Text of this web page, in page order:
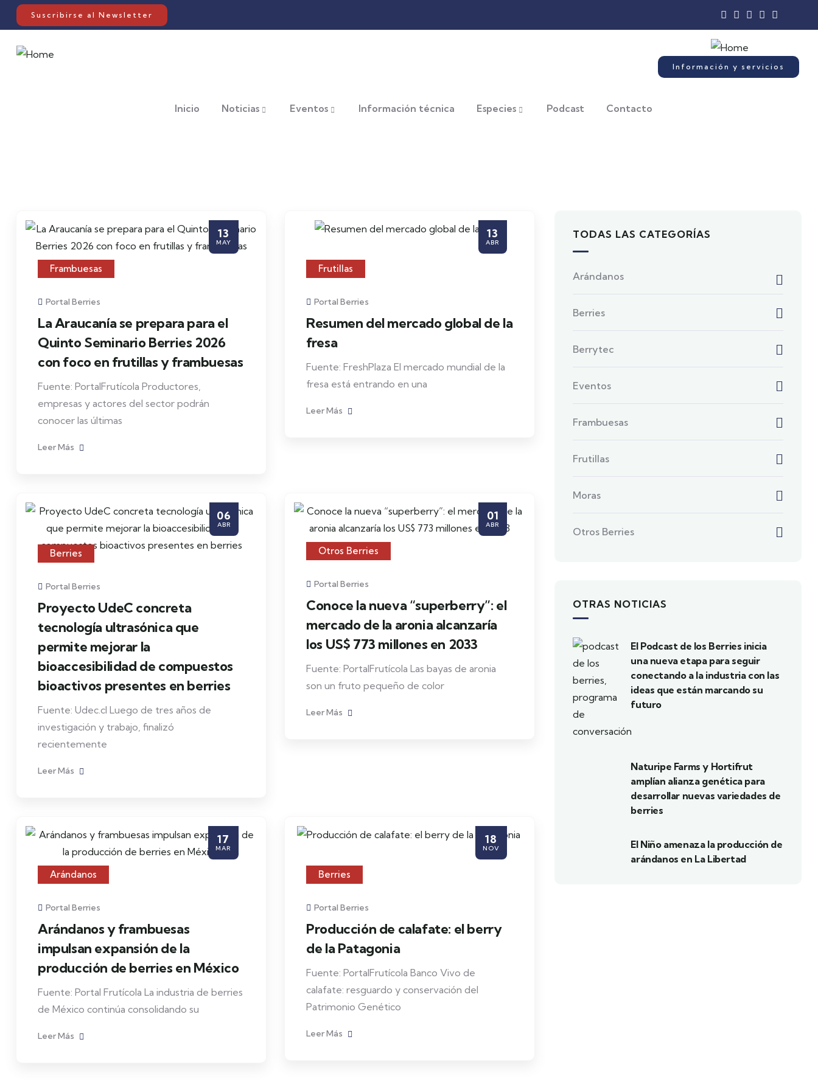
Suscribirse al Newsletter
Información y servicios
Inicio Noticias Eventos Información técnica Especies Podcast Contacto
13
MAY
Frambuesas
Portal Berries
La Araucanía se prepara para el
Quinto Seminario Berries 2026
con foco en frutillas y frambuesas
Fuente: PortalFrutícola Productores,
empresas y actores del sector podrán
conocer las últimas
Leer Más
13
ABR
Frutillas
Portal Berries
Resumen del mercado global de la
fresa
Fuente: FreshPlaza El mercado mundial de la
fresa está entrando en una
Leer Más
06
ABR
Berries
Portal Berries
Proyecto UdeC concreta
tecnología ultrasónica que
permite mejorar la
bioaccesibilidad de compuestos
bioactivos presentes en berries
Fuente: Udec.cl Luego de tres años de
investigación y trabajo, finalizó
recientemente
Leer Más
01
ABR
Otros Berries
Portal Berries
Conoce la nueva “superberry”: el
mercado de la aronia alcanzaría
los US$ 773 millones en 2033
Fuente: PortalFrutícola Las bayas de aronia
son un fruto pequeño de color
Leer Más
17
MAR
Arándanos
Portal Berries
Arándanos y frambuesas
impulsan expansión de la
producción de berries en México
Fuente: Portal Frutícola La industria de berries
de México continúa consolidando su
Leer Más
18
NOV
Berries
Portal Berries
Producción de calafate: el berry
de la Patagonia
Fuente: PortalFrutícola Banco Vivo de
calafate: resguardo y conservación del
Patrimonio Genético
Leer Más
TODAS LAS CATEGORÍAS
Arándanos
Berries
Berrytec
Eventos
Frambuesas
Frutillas
Moras
Otros Berries
OTRAS NOTICIAS
El Podcast de los Berries inicia
una nueva etapa para seguir
conectando a la industria con las
ideas que están marcando su
futuro
Naturipe Farms y Hortifrut
amplían alianza genética para
desarrollar nuevas variedades de
berries
El Niño amenaza la producción de
arándanos en La Libertad